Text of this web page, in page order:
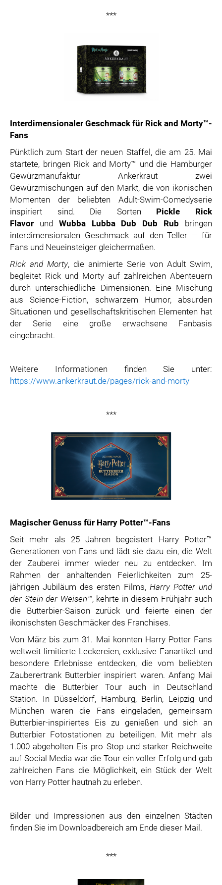
***
Interdimensionaler Geschmack für Rick and Morty™-
Fans
Pünktlich zum Start der neuen Staffel, die am 25. Mai
startete, bringen Rick and Morty™ und die Hamburger
Gewürzmanufaktur Ankerkraut zwei
Gewürzmischungen auf den Markt, die von ikonischen
Momenten der beliebten Adult-Swim-Comedyserie
inspiriert sind. Die Sorten Pickle Rick
Flavor und Wubba Lubba Dub Dub Rub bringen
interdimensionalen Geschmack auf den Teller – für
Fans und Neueinsteiger gleichermaßen.
Rick and Morty, die animierte Serie von Adult Swim,
begleitet Rick und Morty auf zahlreichen Abenteuern
durch unterschiedliche Dimensionen. Eine Mischung
aus Science-Fiction, schwarzem Humor, absurden
Situationen und gesellschaftskritischen Elementen hat
der Serie eine große erwachsene Fanbasis
eingebracht.
Weitere Informationen finden Sie unter:
https://www.ankerkraut.de/pages/rick-and-morty
***
Magischer Genuss für Harry Potter™-Fans
Seit mehr als 25 Jahren begeistert Harry Potter™
Generationen von Fans und lädt sie dazu ein, die Welt
der Zauberei immer wieder neu zu entdecken. Im
Rahmen der anhaltenden Feierlichkeiten zum 25-
jährigen Jubiläum des ersten Films, Harry Potter und
der Stein der Weisen™, kehrte in diesem Frühjahr auch
die Butterbier-Saison zurück und feierte einen der
ikonischsten Geschmäcker des Franchises.
Von März bis zum 31. Mai konnten Harry Potter Fans
weltweit limitierte Leckereien, exklusive Fanartikel und
besondere Erlebnisse entdecken, die vom beliebten
Zauberertrank Butterbier inspiriert waren. Anfang Mai
machte die Butterbier Tour auch in Deutschland
Station. In Düsseldorf, Hamburg, Berlin, Leipzig und
München waren die Fans eingeladen, gemeinsam
Butterbier-inspiriertes Eis zu genießen und sich an
Butterbier Fotostationen zu beteiligen. Mit mehr als
1.000 abgeholten Eis pro Stop und starker Reichweite
auf Social Media war die Tour ein voller Erfolg und gab
zahlreichen Fans die Möglichkeit, ein Stück der Welt
von Harry Potter hautnah zu erleben.
Bilder und Impressionen aus den einzelnen Städten
finden Sie im Downloadbereich am Ende dieser Mail.
***